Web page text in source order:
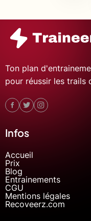
Ton plan
pour réussir les trails
Infos
Accueil
Prix
Blog
Entrainements
CGU
Mentions légales
Recoveerz.com